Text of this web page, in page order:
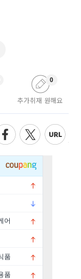
추가취재 원해요
0